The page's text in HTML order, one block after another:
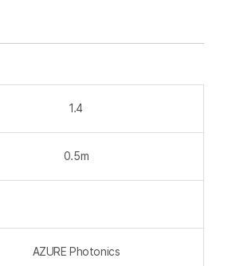
1.4
0.5m
AZURE Photonics